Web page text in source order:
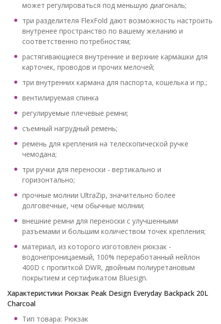
может регулироваться под меньшую диагональ;
три разделителя FlexFold дают возможность настроить
внутренее пространство по вашему желанию и
соответственно потребностям;
растягивающиеся внутренние и верхние кармашки для
карточек, проводов и прочих мелочей;
три внутренних кармана для паспорта, кошелька и пр.;
вентилируемая спинка
регулируемые плечевые ремни;
съемный нагрудный ремень;
ремень для крепления на телескопической ручке
чемодана;
три ручки для переноски - вертикально и
горизонтально;
прочные молнии UltraZip, значительно более
долговечные, чем обычные молнии;
внешние ремни для переноски с улучшенными
разъемами и большим количеством точек крепления;
материал, из которого изготовлен рюкзак -
водонепроницаемый, 100% переработанный нейлон
400D с пропиткой DWR, двойным полиуретановым
покрытием и сертификатом Bluesign.
Характеристики Рюкзак Peak Design Everyday Backpack 20L
Charcoal
Тип товара: Рюкзак